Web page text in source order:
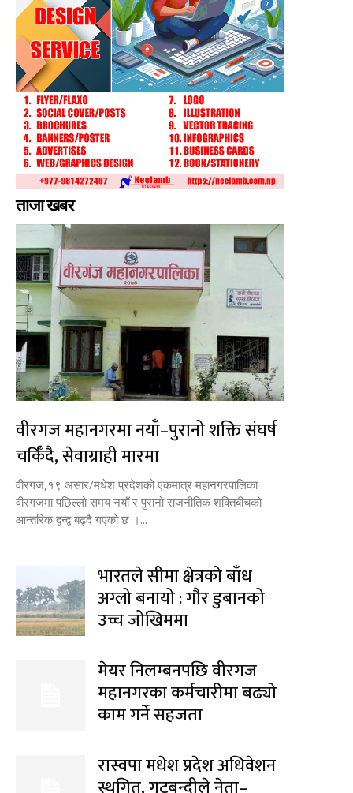
ताजा खबर
वीरगज महानगरमा नयाँ–पुरानो शक्ति संघर्ष
चर्किँदै, सेवाग्राही मारमा
वीरगज,१९ असार/मधेश प्रदेशको एकमात्र महानगरपालिका
वीरगजमा पछिल्लो समय नयाँ र पुरानो राजनीतिक शक्तिबीचको
आन्तरिक द्वन्द्व बढ्दै गएको छ ।...
भारतले सीमा क्षेत्रको बाँध
अग्लो बनायो : गौर डुबानको
उच्च जोखिममा
मेयर निलम्बनपछि वीरगज
महानगरका कर्मचारीमा बढ्यो
काम गर्ने सहजता
रास्वपा मधेश प्रदेश अधिवेशन